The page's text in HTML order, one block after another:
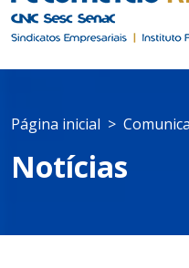
Página inicial
Notícias